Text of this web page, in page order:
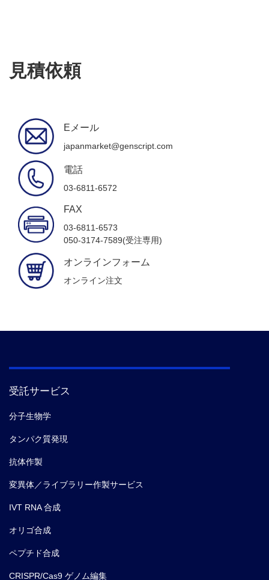
見積依頼
Eメール
japanmarket@genscript.com
電話
03-6811-6572
FAX
03-6811-6573
050-3174-7589(受注専用)
オンラインフォーム
オンライン注文
受託サービス
分子生物学
タンパク質発現
抗体作製
変異体／ライブラリー作製サービス
IVT RNA 合成
オリゴ合成
ペプチド合成
CRISPR/Cas9 ゲノム編集